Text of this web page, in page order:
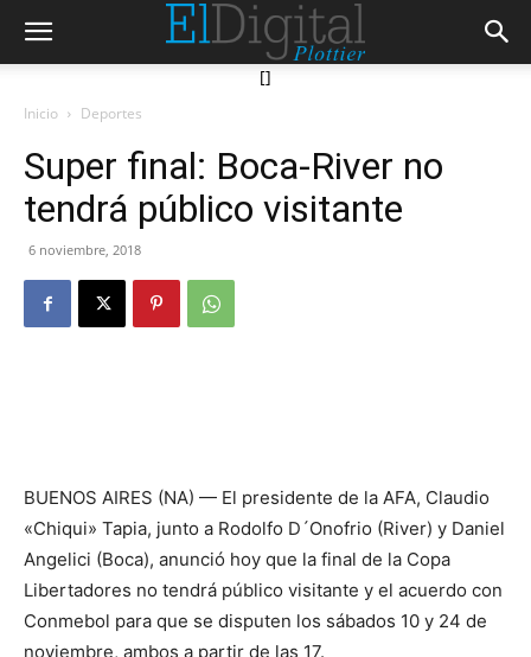
[]
Inicio Deportes
Super final: Boca-River no
tendrá público visitante
6 noviembre, 2018
BUENOS AIRES (NA) — El presidente de la AFA, Claudio
«Chiqui» Tapia, junto a Rodolfo D´Onofrio (River) y Daniel
Angelici (Boca), anunció hoy que la final de la Copa
Libertadores no tendrá público visitante y el acuerdo con
Conmebol para que se disputen los sábados 10 y 24 de
noviembre, ambos a partir de las 17.